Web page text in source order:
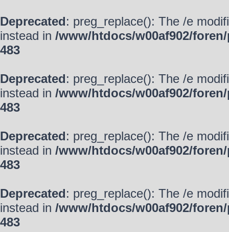
Deprecated: preg_replace(): The /e
instead in /www/htdocs/w00af902/
483
Deprecated: preg_replace(): The /e
instead in /www/htdocs/w00af902/
483
Deprecated: preg_replace(): The /e
instead in /www/htdocs/w00af902/
483
Deprecated: preg_replace(): The /e
instead in /www/htdocs/w00af902/
483